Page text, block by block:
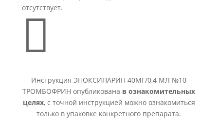
отсутствует.

Инструкция ЭНОКСИПАРИН 40МГ/0,4 МЛ №10
ТРОМБОФРИН опубликована в ознакомительных
целях, с точной инструкцией можно ознакомиться
только в упаковке конкретного препарата.